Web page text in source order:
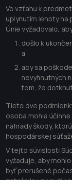
Vo vzťahu k
uplynutím lehoty
Únie vyžadovalo,
došlo k
a
aby sa
nevyhnutných
tom, že
Tieto dve
osoba mohla
náhrady škody,
hospodárskej
V tejto súvislosti
vyžaduje, aby
byť prerušené